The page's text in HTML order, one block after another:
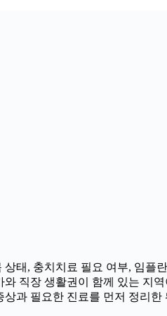
태, 충치치료 필요 여부, 임플
직장 생활권이 함께 있는 지
과 필요한 진료를 먼저 정리한